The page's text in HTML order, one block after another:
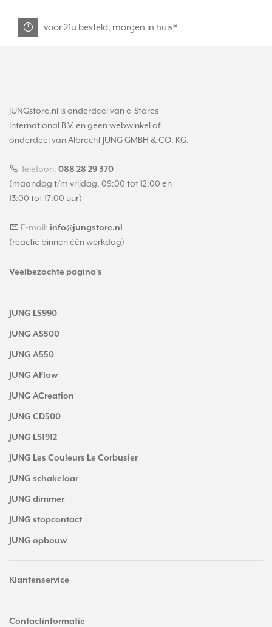
voor 21u besteld, morgen in huis*
JUNGstore.nl is onderdeel van e-Stores
International B.V. en geen webwinkel of
onderdeel van Albrecht JUNG GMBH & CO. KG.
Telefoon: 088 28 29 370
(maandag t/m vrijdag, 09:00 tot 12:00 en
13:00 tot 17:00 uur)
E-mail: info@jungstore.nl
(reactie binnen één werkdag)
Veelbezochte pagina's
JUNG LS990
JUNG AS500
JUNG A550
JUNG AFlow
JUNG ACreation
JUNG CD500
JUNG LS1912
JUNG Les Couleurs Le Corbusier
JUNG schakelaar
JUNG dimmer
JUNG stopcontact
JUNG opbouw
Klantenservice
Contactinformatie